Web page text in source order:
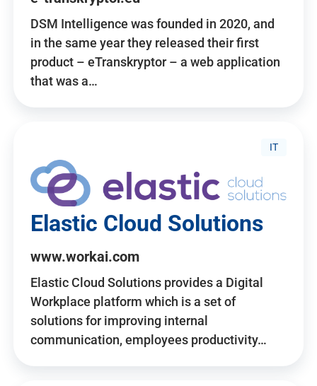
DSM Intelligence was founded in 2020, and
in the same year they released their first
product – eTranskryptor – a web application
that was a…
IT
Elastic Cloud Solutions
www.workai.com
Elastic Cloud Solutions provides a Digital
Workplace platform which is a set of
solutions for improving internal
communication, employees productivity…